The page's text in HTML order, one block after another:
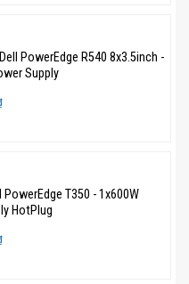
PowerEdge R540 8x3.5inch -
Supply
T350 - 1x600W
HotPlug